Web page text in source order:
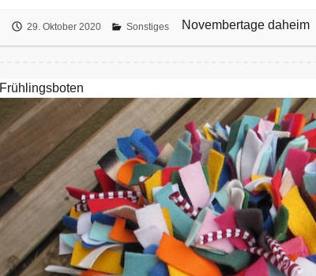
29. Oktober 2020 Sonstiges Novembertage daheim
Frühlingsboten